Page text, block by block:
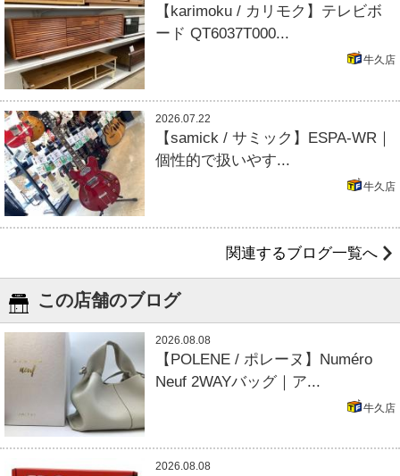
【karimoku / カリモク】テレビボ
ード QT6037T000...
牛久店
2026.07.22
【samick / サミック】ESPA-WR｜
個性的で扱いやす...
牛久店
関連するブログ一覧へ
この店舗のブログ
2026.08.08
【POLENE / ポレーヌ】Numéro
Neuf 2WAYバッグ｜ア...
牛久店
2026.08.08